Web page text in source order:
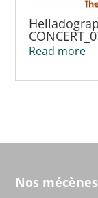
Read more
Nos mécènes